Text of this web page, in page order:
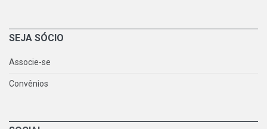
SEJA SÓCIO
Associe-se
Convênios